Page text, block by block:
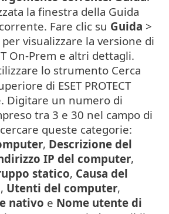
la finestra della Guida
Fare clic su Guida >
per visualizzare la versione di
On-Prem e altri dettagli.
lo strumento Cerca
di ESET PROTECT
Digitare un numero di
tra 3 e 30 nel campo di
queste categorie:
, Descrizione del
IP del computer,
statico, Causa del
, Utenti del computer,
nativo e Nome utente di